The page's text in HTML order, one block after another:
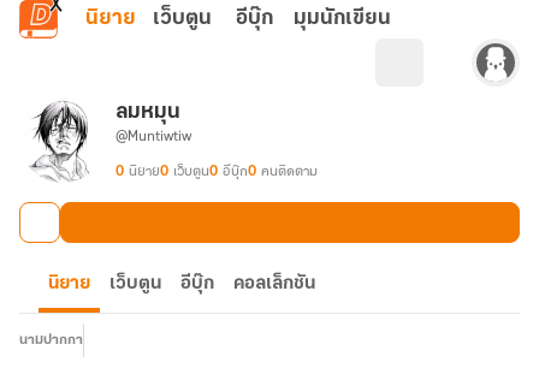
ข้ามไปยังเนื้อหาหลัก
นิยาย เว็บตูน อีบุ๊ก มุมนักเขียน
ลมหมุน
@Muntiwtiw
0 นิยาย0 เว็บตูน0 อีบุ๊ก0 คนติดตาม
นิยาย เว็บตูน อีบุ๊ก คอลเล็กชัน
นามปากกา